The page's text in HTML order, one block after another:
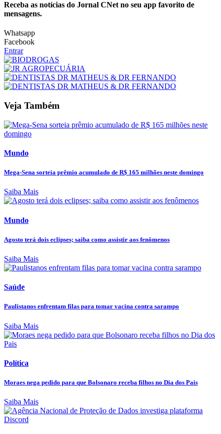
Receba as notícias do Jornal CNet no seu app favorito de
mensagens.
Whatsapp
Facebook
Entrar
Veja Também
Mundo
Mega-Sena sorteia prêmio acumulado de R$ 165 milhões neste domingo
Saiba Mais
Mundo
Agosto terá dois eclipses; saiba como assistir aos fenômenos
Saiba Mais
Saúde
Paulistanos enfrentam filas para tomar vacina contra sarampo
Saiba Mais
Política
Moraes nega pedido para que Bolsonaro receba filhos no Dia dos Pais
Saiba Mais